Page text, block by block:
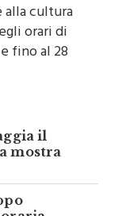
importanti
cultura
orari di
al 28
il
mostra